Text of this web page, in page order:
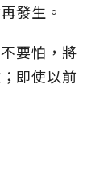
發生。
要怕，將
即使以前